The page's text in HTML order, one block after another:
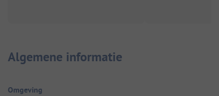
Algemene informatie
Omgeving